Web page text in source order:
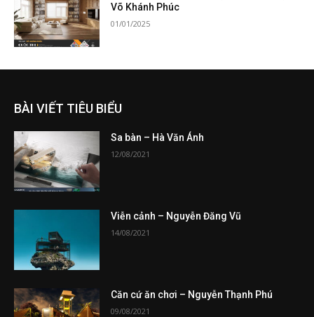
Võ Khánh Phúc
01/01/2025
BÀI VIẾT TIÊU BIỂU
Sa bàn – Hà Văn Ánh
12/08/2021
Viễn cảnh – Nguyễn Đăng Vũ
14/08/2021
Căn cứ ăn chơi – Nguyễn Thạnh Phú
09/08/2021